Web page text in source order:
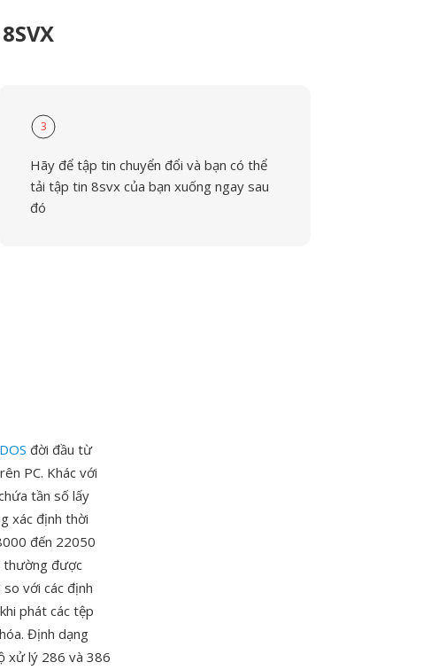
3
Hãy để tập tin chuyển đổi và bạn có thể
tải tập tin 8svx của bạn xuống ngay sau
đó
đời đầu từ
PC. Khác với
tần số lấy
xác định thời
đến 22050
thường được
với các định
phát các tệp
Định dạng
xử lý 286 và 386